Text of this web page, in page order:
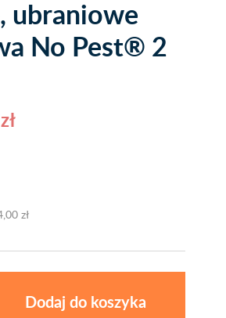
ubraniowe
No Pest® 2
zł
Dodaj do koszyka